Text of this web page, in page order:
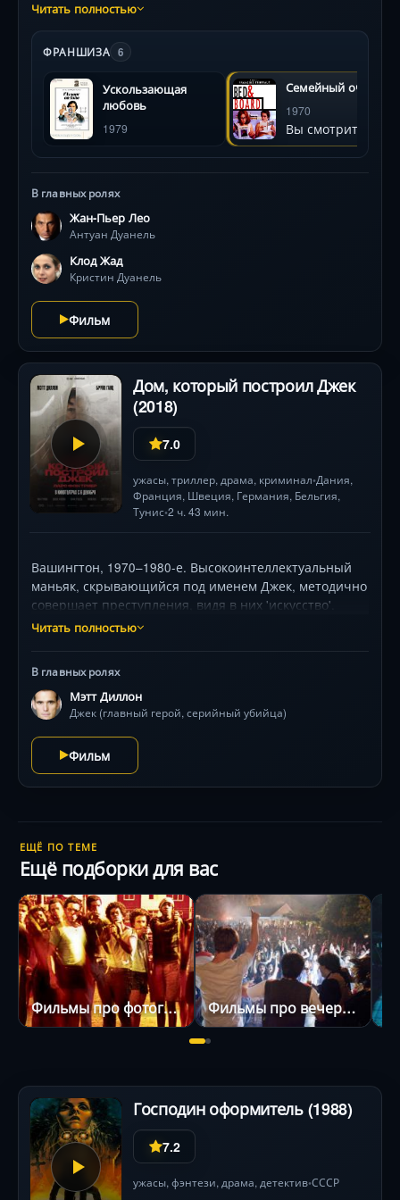
из тусклой и унылой повседневной жизни.
Кристин, становится отцом ребенка, затем
экспериментирует с адюльтером, заведя мало
интересную любовную интрижку с Киоко.
Читать полностью
ФРАНШИЗА 6
Ускользающая
любовь
1979
Семейный очаг
1970
Вы смотрите
В главных ролях
Жан-Пьер Лео
Антуан Дуанель
Клод Жад
Кристин Дуанель
Фильм
Дом, который построил Джек
(2018)
7.0
ужасы, триллер, драма, криминал•Дания,
Франция, Швеция, Германия, Бельгия,
Тунис•2 ч. 43 мин.
Вашингтон, 1970–1980-е. Высокоинтеллектуальный
маньяк, скрывающийся под именем Джек, методично
совершает преступления, видя в них 'искусство'.
Через пять ключевых инцидентов он раскрывает
дерзостью фон Триер погружает в сознание убийцы:
леденящие душу пейзажи, гротескные метафоры и
игра Мэтта Диллона, балансирующая между
обаянием и безумием. Фильм-провокация, где
каждый кадр держит в напряжении, а развязка ведёт
в адские бездны .
Читать полностью
В главных ролях
Мэтт Диллон
Джек (главный герой, серийный убийца)
Фильм
ЕЩЁ ПО ТЕМЕ
Ещё подборки для вас
Фильмы про фотографов Фильмы про вечеринки
Господин оформитель (1988)
7.2
ужасы, фэнтези, драма, детектив•СССР